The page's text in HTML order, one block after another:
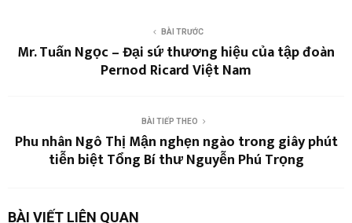
BÀI TRƯỚC
Mr. Tuấn Ngọc – Đại sứ thương hiệu của tập đoàn
Pernod Ricard Việt Nam
BÀI TIẾP THEO
Phu nhân Ngô Thị Mận nghẹn ngào trong giây phút
tiễn biệt Tổng Bí thư Nguyễn Phú Trọng
BÀI VIẾT LIÊN QUAN